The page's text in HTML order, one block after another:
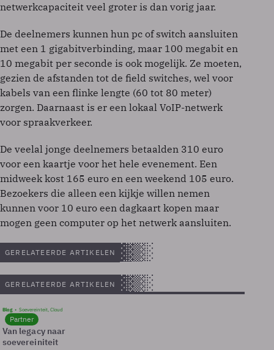
netwerkcapaciteit veel groter is dan vorig jaar.
De deelnemers kunnen hun pc of switch aansluiten
met een 1 gigabitverbinding, maar 100 megabit en
10 megabit per seconde is ook mogelijk. Ze moeten,
gezien de afstanden tot de field switches, wel voor
kabels van een flinke lengte (60 tot 80 meter)
zorgen. Daarnaast is er een lokaal VoIP-netwerk
voor spraakverkeer.
De veelal jonge deelnemers betaalden 310 euro
voor een kaartje voor het hele evenement. Een
midweek kost 165 euro en een weekend 105 euro.
Bezoekers die alleen een kijkje willen nemen
kunnen voor 10 euro een dagkaart kopen maar
mogen geen computer op het netwerk aansluiten.
GERELATEERDE ARTIKELEN
GERELATEERDE ARTIKELEN
Blog Soevereinteit, Cloud
Partner
Van legacy naar
soevereiniteit